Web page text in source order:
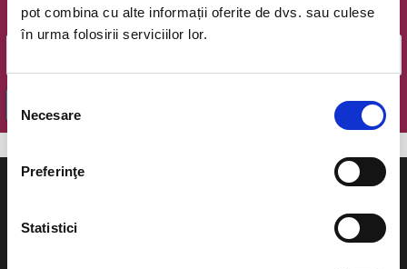
pot combina cu alte informații oferite de dvs. sau culese
în urma folosirii serviciilor lor.
consimțământului
Necesare
Preferinţe
Statistici
Email